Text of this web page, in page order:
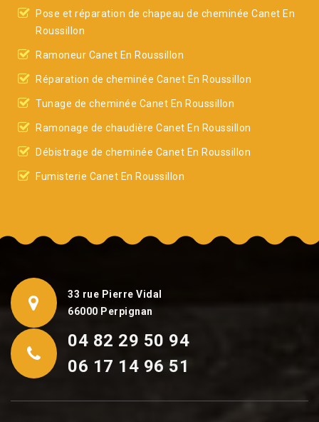
Pose et réparation de chapeau de cheminée Canet En
Roussillon
Ramoneur Canet En Roussillon
Réparation de cheminée Canet En Roussillon
Tunage de cheminée Canet En Roussillon
Ramonage de chaudière Canet En Roussillon
Débistrage de cheminée Canet En Roussillon
Fumisterie Canet En Roussillon
33 rue Pierre Vidal
66000 Perpignan
04 82 29 50 94
06 17 14 96 51